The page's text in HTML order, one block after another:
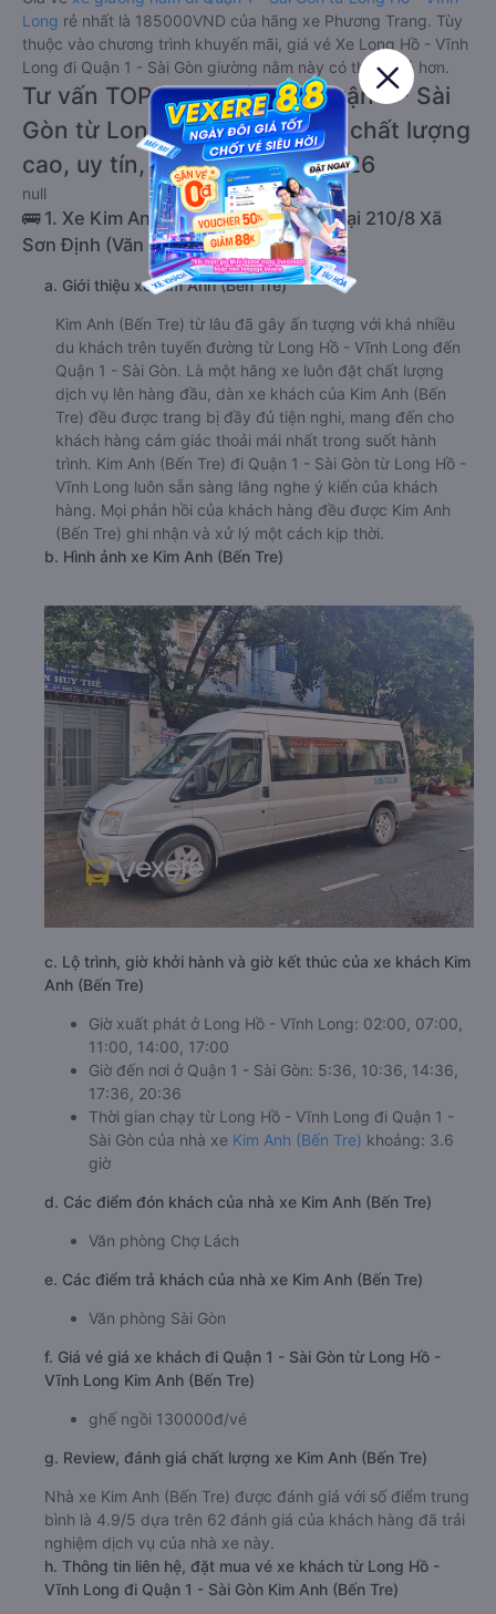
Long rẻ nhất là 185000VND của hãng xe Phương Trang. Tùy
thuộc vào chương trình khuyến mãi, giá vé Xe Long Hồ - Vĩnh
Long đi Quận 1 - Sài Gòn giường nằm này có thể sẽ rẻ hơn.
Tư vấn TOP 2 xe khách đi Quận 1 - Sài
Gòn từ Long Hồ - Vĩnh Long chất lượng
cao, uy tín, giá rẻ nhất 08/2026
null
🚌 1. Xe Kim Anh (Bến Tre) khởi hành tại 210/8 Xã
Sơn Định (Văn phòng Chợ Lách)
a. Giới thiệu xe Kim Anh (Bến Tre)
Kim Anh (Bến Tre) từ lâu đã gây ấn tượng với khá nhiều
du khách trên tuyến đường từ Long Hồ - Vĩnh Long đến
Quận 1 - Sài Gòn. Là một hãng xe luôn đặt chất lượng
dịch vụ lên hàng đầu, dàn xe khách của Kim Anh (Bến
Tre) đều được trang bị đầy đủ tiện nghi, mang đến cho
khách hàng cảm giác thoải mái nhất trong suốt hành
trình. Kim Anh (Bến Tre) đi Quận 1 - Sài Gòn từ Long Hồ -
Vĩnh Long luôn sẵn sàng lắng nghe ý kiến của khách
hàng. Mọi phản hồi của khách hàng đều được Kim Anh
(Bến Tre) ghi nhận và xử lý một cách kịp thời.
b. Hình ảnh xe Kim Anh (Bến Tre)
c. Lộ trình, giờ khởi hành và giờ kết thúc của xe khách Kim
Anh (Bến Tre)
Giờ xuất phát ở Long Hồ - Vĩnh Long: 02:00, 07:00,
11:00, 14:00, 17:00
Giờ đến nơi ở Quận 1 - Sài Gòn: 5:36, 10:36, 14:36,
17:36, 20:36
Thời gian chạy từ Long Hồ - Vĩnh Long đi Quận 1 -
Sài Gòn của nhà xe Kim Anh (Bến Tre) khoảng: 3.6
giờ
d. Các điểm đón khách của nhà xe Kim Anh (Bến Tre)
Văn phòng Chợ Lách
e. Các điểm trả khách của nhà xe Kim Anh (Bến Tre)
Văn phòng Sài Gòn
f. Giá vé giá xe khách đi Quận 1 - Sài Gòn từ Long Hồ -
Vĩnh Long Kim Anh (Bến Tre)
ghế ngồi 130000đ/vé
g. Review, đánh giá chất lượng xe Kim Anh (Bến Tre)
Nhà xe Kim Anh (Bến Tre) được đánh giá với số điểm trung
bình là 4.9/5 dựa trên 62 đánh giá của khách hàng đã trải
nghiệm dịch vụ của nhà xe này.
h. Thông tin liên hệ, đặt mua vé xe khách từ Long Hồ -
Vĩnh Long đi Quận 1 - Sài Gòn Kim Anh (Bến Tre)